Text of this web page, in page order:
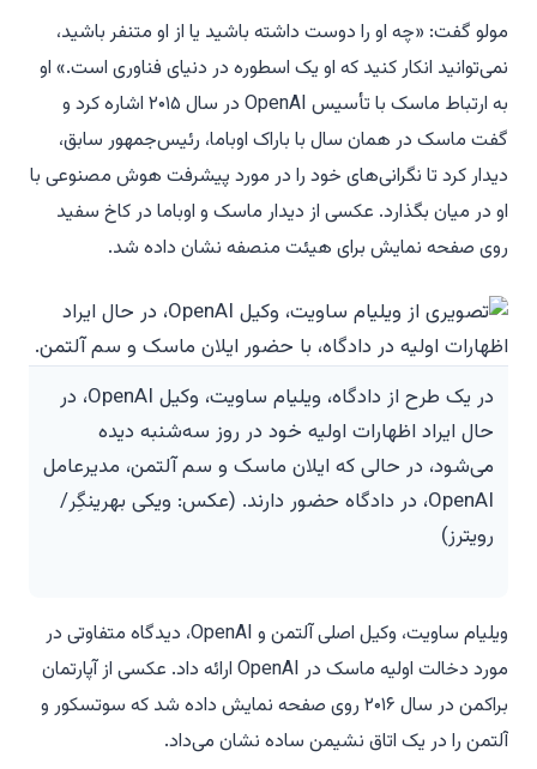
مولو گفت: «چه او را دوست داشته باشید یا از او متنفر باشید،
نمی‌توانید انکار کنید که او یک اسطوره در دنیای فناوری است.» او
به ارتباط ماسک با تأسیس OpenAI در سال ۲۰۱۵ اشاره کرد و
گفت ماسک در همان سال با باراک اوباما، رئیس‌جمهور سابق،
دیدار کرد تا نگرانی‌های خود را در مورد پیشرفت هوش مصنوعی با
او در میان بگذارد. عکسی از دیدار ماسک و اوباما در کاخ سفید
روی صفحه نمایش برای هیئت منصفه نشان داده شد.
در یک طرح از دادگاه، ویلیام ساویت، وکیل OpenAI، در
حال ایراد اظهارات اولیه خود در روز سه‌شنبه دیده
می‌شود، در حالی که ایلان ماسک و سم آلتمن، مدیرعامل
OpenAI، در دادگاه حضور دارند. (عکس: ویکی بهرینگِر/
رویترز)
ویلیام ساویت، وکیل اصلی آلتمن و OpenAI، دیدگاه متفاوتی در
مورد دخالت اولیه ماسک در OpenAI ارائه داد. عکسی از آپارتمان
براکمن در سال ۲۰۱۶ روی صفحه نمایش داده شد که سوتسکور و
آلتمن را در یک اتاق نشیمن ساده نشان می‌داد.